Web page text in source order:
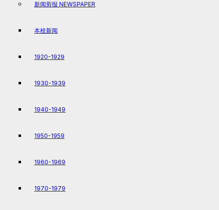
新闻剪报 NEWSPAPER
本校新闻
1920-1929
1930-1939
1940-1949
1950-1959
1960-1969
1970-1979